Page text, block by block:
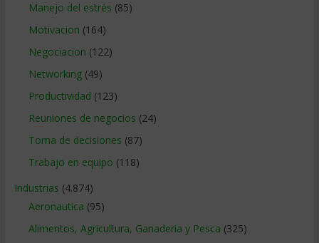
Manejo del estrés (85)
Motivacion (164)
Negociacion (122)
Networking(49)
Productividad (123)
Reuniones de negocios (24)
Toma de decisiones (87)
Trabajo en equipo (118)
Industrias (4.874)
Aeronautica (95)
Alimentos, Agricultura, Ganaderia y Pesca (325)